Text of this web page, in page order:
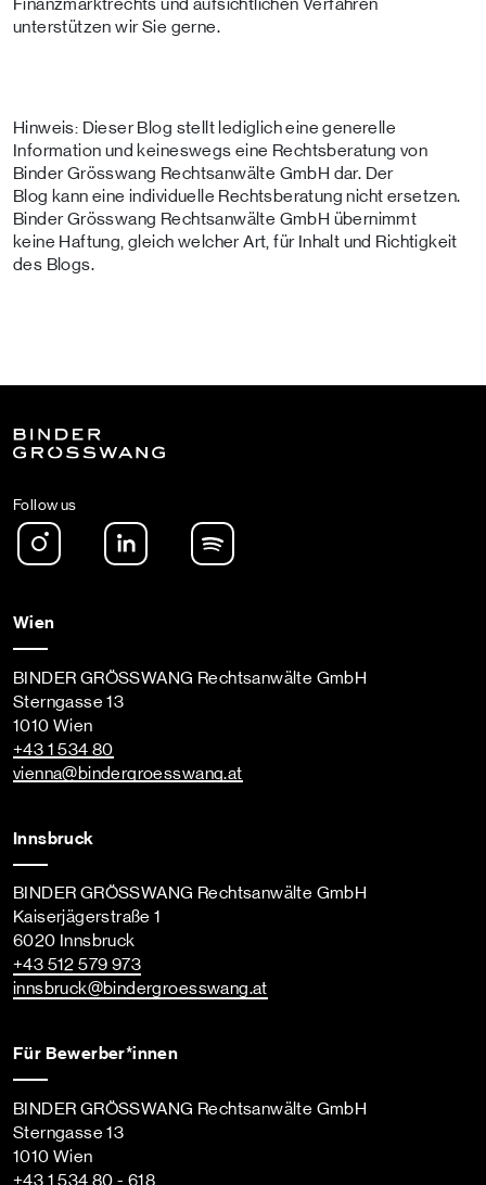
Finanzmarktrechts und aufsichtlichen Verfahren
unterstützen wir Sie gerne.
Hinweis: Dieser Blog stellt lediglich eine generelle
Information und keineswegs eine Rechtsberatung von
Binder Grösswang Rechtsanwälte GmbH dar. Der
Blog kann eine individuelle Rechtsberatung nicht ersetzen.
Binder Grösswang Rechtsanwälte GmbH übernimmt
keine Haftung, gleich welcher Art, für Inhalt und Richtigkeit
des Blogs.
Follow us
Instagram LinkedIn
Wien
BINDER GRÖSSWANG Rechtsanwälte GmbH
Sterngasse 13
1010 Wien
+43 1 534 80
vienna@bindergroesswang.at
Innsbruck
BINDER GRÖSSWANG Rechtsanwälte GmbH
Kaiserjägerstraße 1
6020 Innsbruck
+43 512 579 973
innsbruck@bindergroesswang.at
Für Bewerber*innen
BINDER GRÖSSWANG Rechtsanwälte GmbH
Sterngasse 13
1010 Wien
+43 1 534 80 - 618